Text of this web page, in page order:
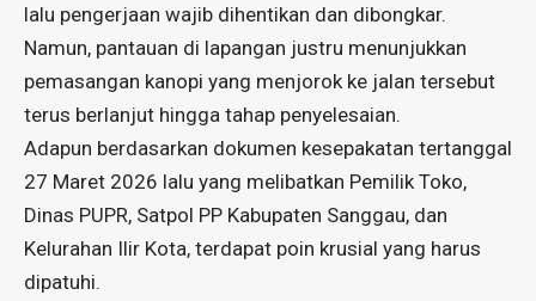
lalu pengerjaan wajib dihentikan dan dibongkar.
Namun, pantauan di lapangan justru menunjukkan
pemasangan kanopi yang menjorok ke jalan tersebut
terus berlanjut hingga tahap penyelesaian.
Adapun berdasarkan dokumen kesepakatan tertanggal
27 Maret 2026 lalu yang melibatkan Pemilik Toko,
Dinas PUPR, Satpol PP Kabupaten Sanggau, dan
Kelurahan Ilir Kota, terdapat poin krusial yang harus
dipatuhi.